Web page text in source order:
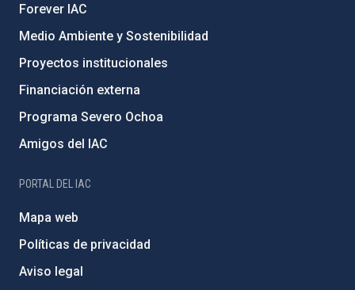
Forever IAC
Medio Ambiente y Sostenibilidad
Proyectos institucionales
Financiación externa
Programa Severo Ochoa
Amigos del IAC
PORTAL DEL IAC
Mapa web
Políticas de privacidad
Aviso legal